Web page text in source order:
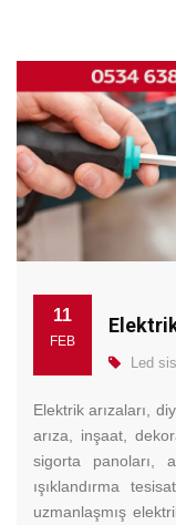
11
FEB
Elektrik
Led
Elektrik arızaları,
arıza, inşaat,
sigorta panoları,
ışıklandırma
uzmanlaşmış